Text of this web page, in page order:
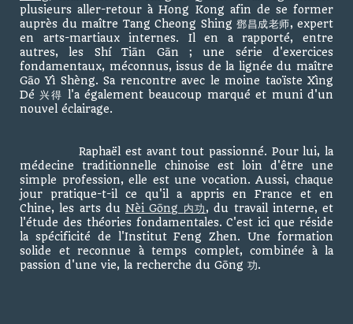
plusieurs aller-retour à Hong Kong afin de se former
auprès du maître Tang Cheong Shing 鄧昌成老师, expert
en arts-martiaux internes. Il en a rapporté, entre
autres, les Shí Tiān Gān ; une série d'exercices
fondamentaux, méconnus, issus de la lignée du maître
Gāo Yì Shèng. Sa rencontre avec le moine taoïste Xìng
Dé 兴得 l'a également beaucoup marqué et muni d'un
nouvel éclairage.
Raphaël est avant tout passionné. Pour lui, la
médecine traditionnelle chinoise est loin d'être une
simple profession, elle est une vocation. Aussi, chaque
jour pratique-t-il ce qu'il a appris en France et en
Chine, les arts du Nèi Gōng 内功, du travail interne, et
l'étude des théories fondamentales. C'est ici que réside
la spécificité de l'Institut Feng Zhen. Une formation
solide et reconnue à temps complet, combinée à la
passion d'une vie, la recherche du Gōng 功.